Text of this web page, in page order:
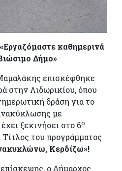
καθημερινά
Δήμο»
επισκέφθηκε
στην Λιδωρικίου, όπου
δράση για το
με
ξεκινήσει στο 6ο
του προγράμματος
Κερδίζω»!
ο Δήμαρχος